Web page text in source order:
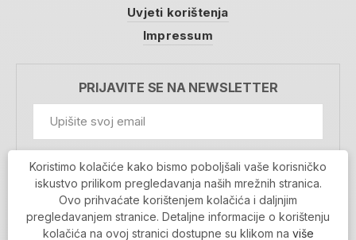
Uvjeti korištenja
Impressum
PRIJAVITE SE NA NEWSLETTER
Prihvaćam da se moji podaci spremaju u bazu
podataka i koriste u svrhu slanja MojaRijeka
newslettera
MOJARIJEKA NEWSLETTER
Koristimo kolačiće kako bismo poboljšali vaše korisničko
iskustvo prilikom pregledavanja naših mrežnih stranica.
Ovo prihvaćate korištenjem kolačića i daljnjim
pregledavanjem stranice. Detaljne informacije o korištenju
kolačića na ovoj stranici dostupne su klikom na više